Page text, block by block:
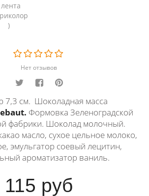
Нет отзывов
7,3 см. Шоколадная масса
Формовка Зеленоградской
фабрики. Шоколад молочный.
масло, сухое цельное молоко,
эмульгатор соевый лецитин,
ароматизатор ваниль.
115 руб